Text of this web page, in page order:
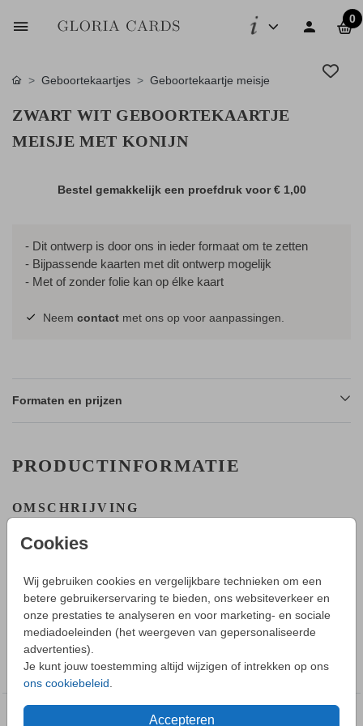
0
Cookies
Wij gebruiken cookies en vergelijkbare technieken om een
betere gebruikerservaring te bieden, ons websiteverkeer en
onze prestaties te analyseren en voor marketing- en sociale
mediadoeleinden (het weergeven van gepersonaliseerde
advertenties).
Je kunt jouw toestemming altijd wijzigen of intrekken op ons
ons cookiebeleid
Accepteren
Geboortekaartjes Geboortekaartje meisje
ZWART WIT GEBOORTEKAARTJE
MEISJE MET KONIJN
Bestel gemakkelijk een proefdruk voor€ 1,00
- Dit ontwerp is door ons in ieder formaat om te zetten
- Bijpassende kaarten met dit ontwerp mogelijk
- Met of zonder folie kan op élke kaart
Neem contact met ons op voor aanpassingen.
Formaten en prijzen
PRODUCTINFORMATIE
OMSCHRIJVING
Maak een mooi ontwerp in de editor en bestel een proefdruk.
HOE WERKT HET?
- Maak in de editor een mooi ontwerp van dit kaartje.
- Sla deze op in je account en bestel daarna een proefdruk.
- Tijdens bestellen kun je kiezen uit verschillende formaten,
papiersoorten en envelopkleuren.
- Bij je 1e proefdruk ontvang je een proefsetje met samples
van alle papiersoorten en kleuren enveloppen.
Toon meer
COLLECTIE
Geboortekaartje meisje